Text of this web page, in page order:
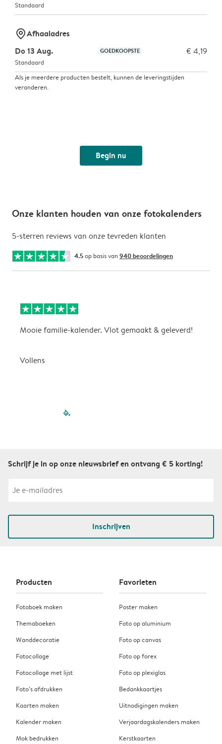
Standaard
marker-pinAfhaaladres
Do 13 Aug.
GOEDKOOPSTE € 4,19
Standaard
Als je meerdere producten bestelt, kunnen de leveringstijden
veranderen.
Begin nu
Onze klanten houden van onze fotokalenders
5-sterren reviews van onze tevreden klanten
4.5op basis van 940 beoordelingen
Mooie familie-kalender. Vlot gemaakt & geleverd!
Vollens
filled-pagination
Schrijf je in op onze nieuwsbrief en ontvang € 5 korting!
Inschrijven
Producten
Fotoboek maken
Themaboeken
Wanddecoratie
Fotocollage
Fotocollage met lijst
Foto’s afdrukken
Kaarten maken
Kalender maken
Mok bedrukken
Favorieten
Poster maken
Foto op aluminium
Foto op canvas
Foto op forex
Foto op plexiglas
Bedankkaartjes
Uitnodigingen maken
Verjaardagskalenders maken
Kerstkaarten